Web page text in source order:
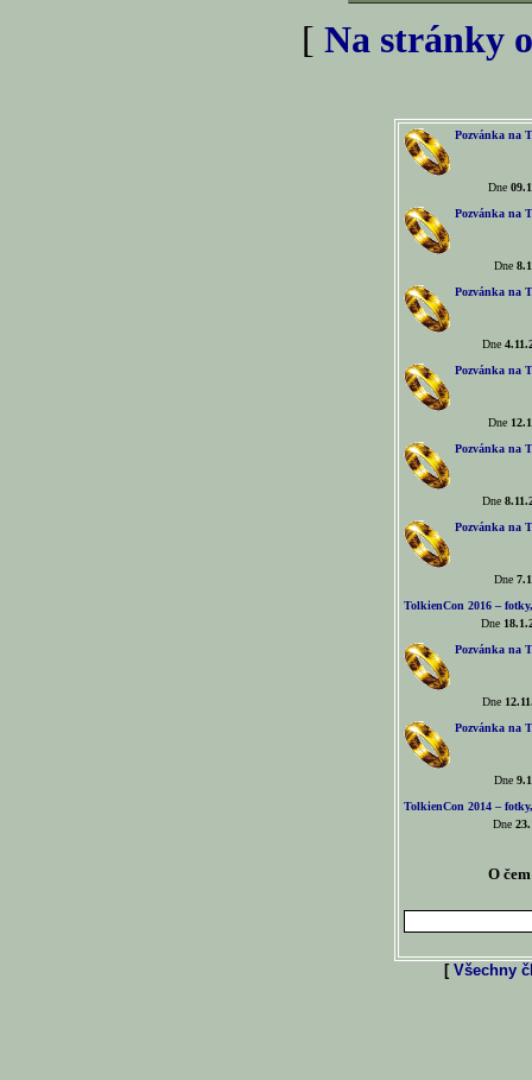
[ Na stránky
Pozvánka na
Dne
Pozvánka na
Dne
Pozvánka na
Dne
Pozvánka na
Dne
Pozvánka na
Dne
Pozvánka na
Dne
TolkienCon 2016 –
Dne
Pozvánka na
Dne
Pozvánka na
Dne
TolkienCon 2014 –
Dne
O
[ Všechny